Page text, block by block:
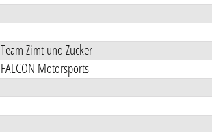
Team Zimt und Zucker
FALCON Motorsports